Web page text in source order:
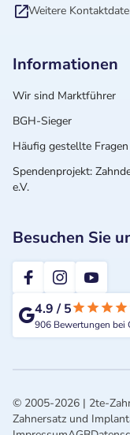
Weitere
Informationen
Wir sind Marktführer
BGH-Sieger
Häufig gestellte Fragen
Spendenprojekt:
e.V.
Besuchen Sie
2te-
4.9/5
906 Bewertungen bei
© 2005-2026 | 2te-
Zahnersatz und